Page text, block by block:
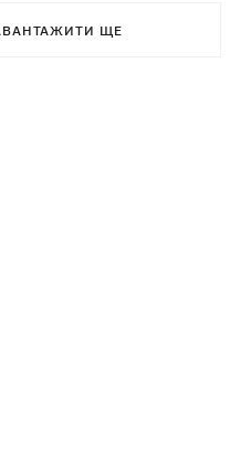
ракети для Patriot, -
ЩЕ